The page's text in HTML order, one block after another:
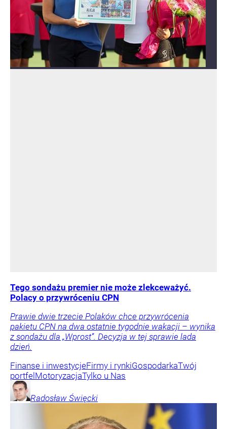
Tego sondażu premier nie może zlekceważyć.
Polacy o przywróceniu CPN
Prawie dwie trzecie Polaków chce przywrócenia
pakietu CPN na dwa ostatnie tygodnie wakacji – wynika
z sondażu dla „Wprost”. Decyzja w tej sprawie lada
dzień.
Finanse i inwestycjeFirmy i rynkiGospodarkaTwój
portfelMotoryzacjaTylko u Nas
Radosław Święcki